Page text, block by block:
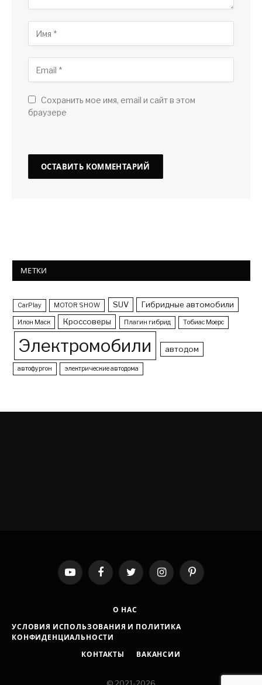
Сохранить мое имя, email и сайт в этом
браузере
МЕТКИ
CarPlay MOTOR SHOW SUV Гибридные автомобили
Илон Маск Кроссоверы Плагин гибрид Тобиас Моерс
Электромобили автодом
автофургон электрические автодома
YouTubeFacebookTwitter InstagramPinterest
О НАС
УСЛОВИЯ ИСПОЛЬЗОВАНИЯ И ПОЛИТИКА
КОНФИДЕНЦИАЛЬНОСТИ
КОНТАКТЫ
ВАКАНСИИ